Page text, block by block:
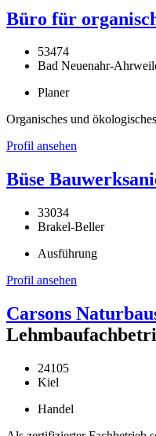
Büro für
53474
Bad Neuenahr-
Planer
Organisches und
Profil ansehen
Büse
33034
Brakel-Beller
Ausführung
Profil ansehen
Carsons
24105
Kiel
Handel